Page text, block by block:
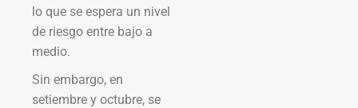
lo que se espera un nivel
de riesgo entre bajo a
medio.
Sin embargo, en
setiembre y octubre, se